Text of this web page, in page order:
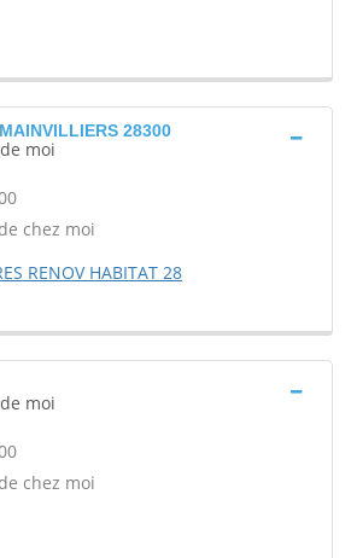
28300
moi
chez moi
RENOV HABITAT 28
moi
chez moi